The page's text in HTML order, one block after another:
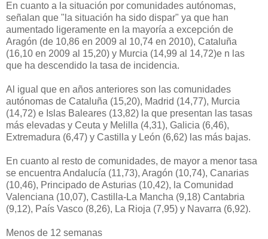
En cuanto a la situación por comunidades autónomas,
señalan que "la situación ha sido dispar" ya que han
aumentado ligeramente en la mayoría a excepción de
Aragón (de 10,86 en 2009 al 10,74 en 2010), Cataluña
(16,10 en 2009 al 15,20) y Murcia (14,99 al 14,72)e n las
que ha descendido la tasa de incidencia.
Al igual que en años anteriores son las comunidades
autónomas de Cataluña (15,20), Madrid (14,77), Murcia
(14,72) e Islas Baleares (13,82) la que presentan las tasas
más elevadas y Ceuta y Melilla (4,31), Galicia (6,46),
Extremadura (6,47) y Castilla y León (6,62) las más bajas.
En cuanto al resto de comunidades, de mayor a menor tasa
se encuentra Andalucía (11,73), Aragón (10,74), Canarias
(10,46), Principado de Asturias (10,42), la Comunidad
Valenciana (10,07), Castilla-La Mancha (9,18) Cantabria
(9,12), País Vasco (8,26), La Rioja (7,95) y Navarra (6,92).
Menos de 12 semanas